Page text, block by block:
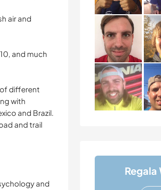
air and
and much
of different
with
and Brazil.
and trail
and